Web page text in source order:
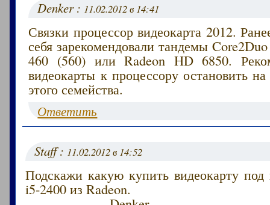
Denker : 11.02.2012 в 14:41
Связки процессор видеокарта 2012.
себя зарекомендовали тандемы
460 (560) или Radeon HD 6850.
видеокарты к процессору остановить на
этого семейства.
Ответить
Staff : 11.02.2012 в 14:52
Подскажи какую купить видеокарту под
i5-2400 из Radeon.